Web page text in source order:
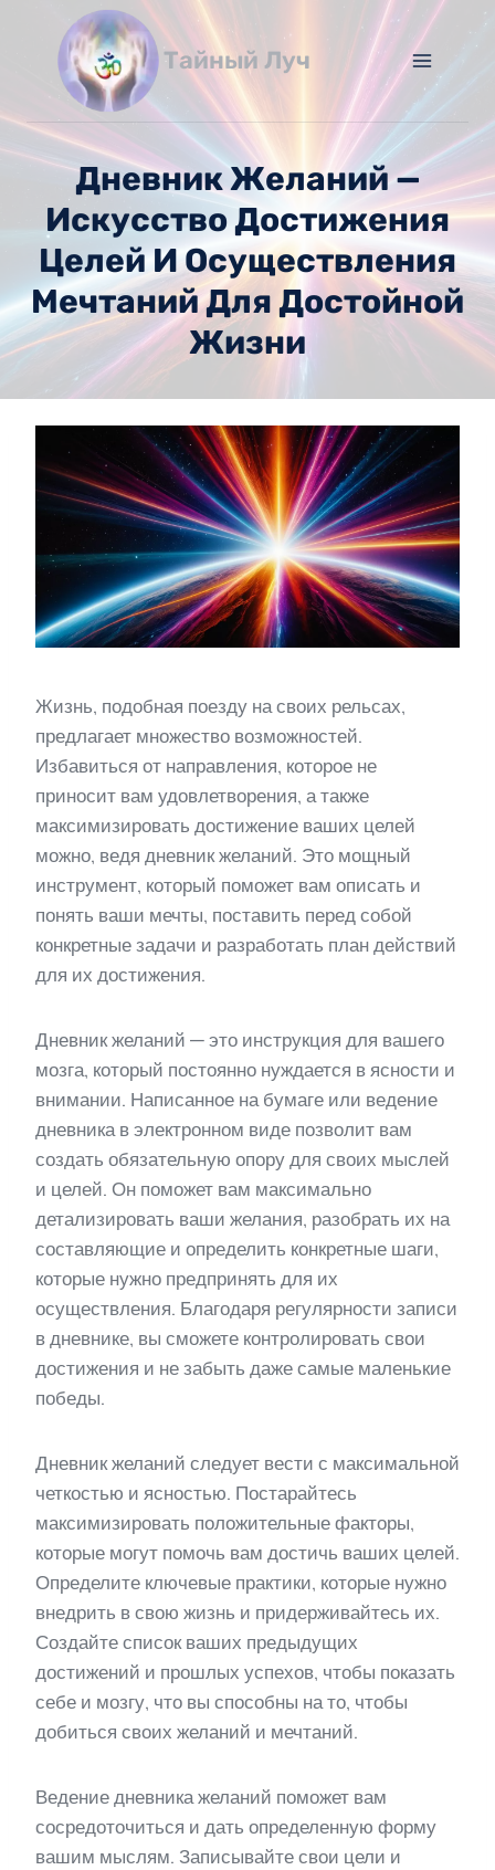
содержимому
Тайный Луч
Дневник Желаний —
Искусство Достижения
Целей И Осуществления
Мечтаний Для Достойной
Жизни
Жизнь, подобная поезду на своих рельсах,
предлагает множество возможностей.
Избавиться от направления, которое не
приносит вам удовлетворения, а также
максимизировать достижение ваших целей
можно, ведя дневник желаний. Это мощный
инструмент, который поможет вам описать и
понять ваши мечты, поставить перед собой
конкретные задачи и разработать план действий
для их достижения.
Дневник желаний — это инструкция для вашего
мозга, который постоянно нуждается в ясности и
внимании. Написанное на бумаге или ведение
дневника в электронном виде позволит вам
создать обязательную опору для своих мыслей
и целей. Он поможет вам максимально
детализировать ваши желания, разобрать их на
составляющие и определить конкретные шаги,
которые нужно предпринять для их
осуществления. Благодаря регулярности записи
в дневнике, вы сможете контролировать свои
достижения и не забыть даже самые маленькие
победы.
Дневник желаний следует вести с максимальной
четкостью и ясностью. Постарайтесь
максимизировать положительные факторы,
которые могут помочь вам достичь ваших целей.
Определите ключевые практики, которые нужно
внедрить в свою жизнь и придерживайтесь их.
Создайте список ваших предыдущих
достижений и прошлых успехов, чтобы показать
себе и мозгу, что вы способны на то, чтобы
добиться своих желаний и мечтаний.
Ведение дневника желаний поможет вам
сосредоточиться и дать определенную форму
вашим мыслям. Записывайте свои цели и